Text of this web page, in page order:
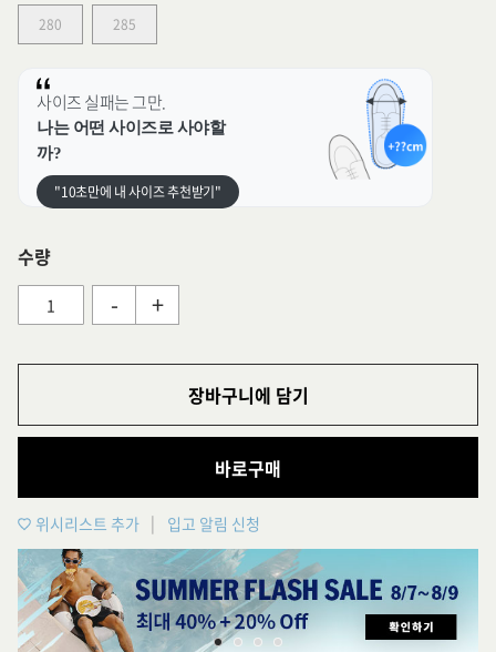
280 285
사이즈 실패는 그만.
나는 어떤 사이즈로 사야할
까?
"10초만에 내 사이즈 추천받기"
수량
- +
장바구니에 담기
바로구매
위시리스트 추가 입고 알림 신청